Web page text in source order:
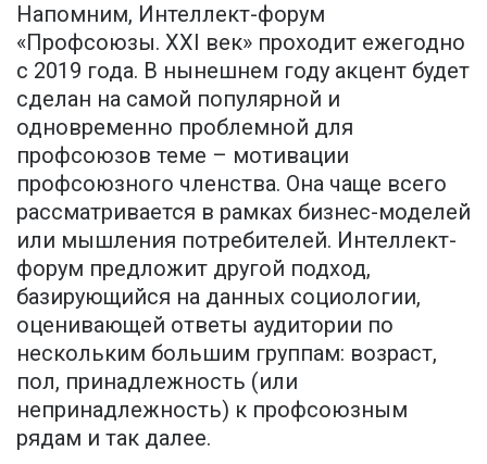
Напомним, Интеллект-форум
«Профсоюзы. XXI век» проходит ежегодно
с 2019 года. В нынешнем году акцент будет
сделан на самой популярной и
одновременно проблемной для
профсоюзов теме – мотивации
профсоюзного членства. Она чаще всего
рассматривается в рамках бизнес-моделей
или мышления потребителей. Интеллект-
форум предложит другой подход,
базирующийся на данных социологии,
оценивающей ответы аудитории по
нескольким большим группам: возраст,
пол, принадлежность (или
непринадлежность) к профсоюзным
рядам и так далее.